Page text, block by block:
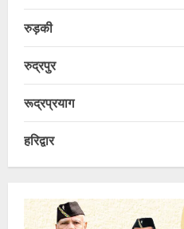
रुड़की
रुद्रपुर
रूद्रप्रयाग
हरिद्वार